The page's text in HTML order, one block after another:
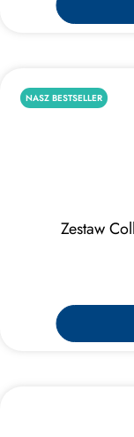
NASZ BESTSELLER
Zestaw